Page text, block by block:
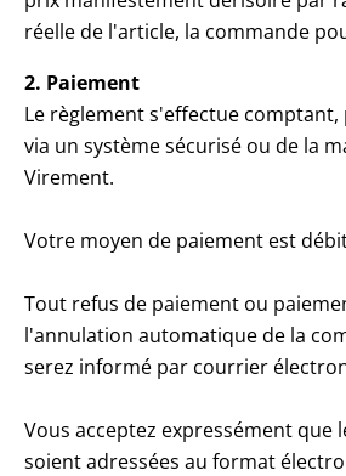
réelle de l'article, la commande
2. Paiement
Le règlement s'effectue
via un système sécurisé ou de la
Virement.
Votre moyen de paiement est
Tout refus de paiement ou
l'annulation automatique de la
serez informé par courrier
Vous acceptez expressément que
soient adressées au format